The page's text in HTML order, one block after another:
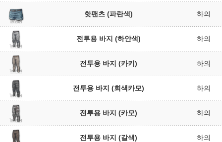
핫팬츠 (파란색) 하의
전투용 바지 (하얀색) 하의
전투용 바지 (카키) 하의
전투용 바지 (회색카모) 하의
전투용 바지 (카모) 하의
전투용 바지 (갈색) 하의